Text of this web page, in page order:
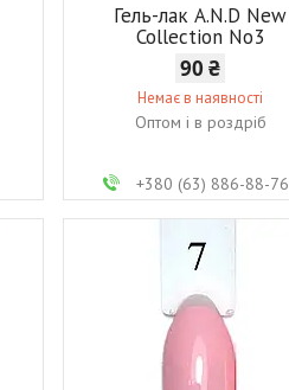
Гель-лак A.N.D New
Collection No3
90 ₴
Немає в наявності
Оптом і в роздріб
+380 (63) 886-88-76